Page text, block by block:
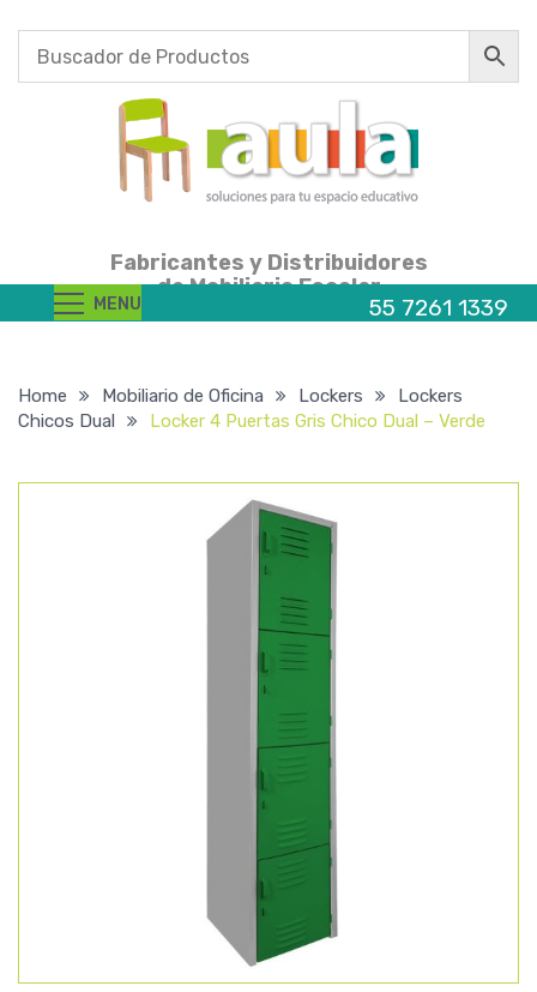
Fabricantes y Distribuidores
de Mobiliario Escolar
MENU 55 7261 1339
Home Mobiliario de Oficina Lockers
Lockers
Chicos Dual
Locker 4 Puertas Gris Chico Dual – Verde